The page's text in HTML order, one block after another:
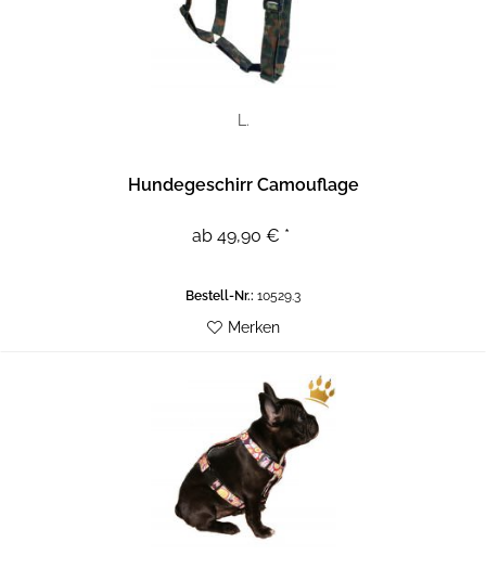
L.
Hundegeschirr Camouflage
ab 49,90 € *
Bestell-Nr.: 10529.3
Merken